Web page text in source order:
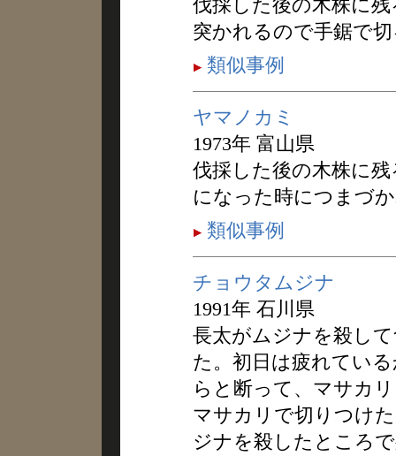
伐採した後の木株に
突かれるので手鋸で
類似事例
ヤマノカミ
1973年 富山県
伐採した後の木株に
になった時につまづ
類似事例
チョウタムジナ
1991年 石川県
長太がムジナを殺し
た。初日は疲れてい
らと断って、マサカ
マサカリで切りつけ
ジナを殺したところ